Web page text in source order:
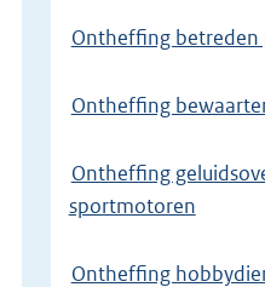
Ontheffing betreden
Ontheffing
Ontheffing
sportmotoren
Ontheffing